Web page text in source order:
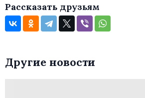
Рассказать друзьям
Другие новости